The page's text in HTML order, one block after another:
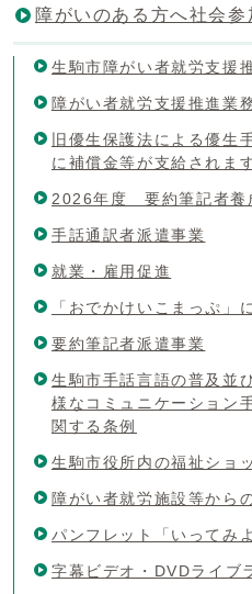
障がいのある方へ社会参
生駒市障がい者就労支援
障がい者就労支援推進業
旧優生保護法による優生
に補償金等が支給されま
2026年度 要約筆記者養
手話通訳者派遣事業
就業・雇用促進
「おでかけいこまっぷ」
要約筆記者派遣事業
生駒市手話言語の普及並
様なコミュニケーション
関する条例
生駒市役所内の福祉ショ
障がい者就労施設等から
パンフレット「いってみ
字幕ビデオ・DVDライブ